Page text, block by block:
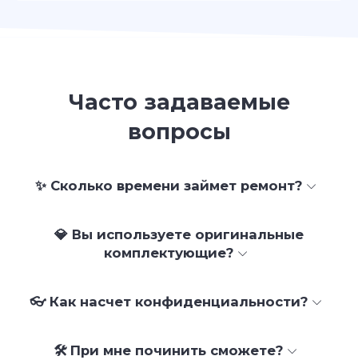
Часто задаваемые
вопросы
✨ Сколько времени займет ремонт?
💎 Вы используете оригинальные
комплектующие?
👓 Как насчет конфиденциальности?
🛠 При мне починить сможете?